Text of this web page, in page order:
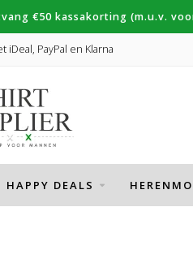
€50 kassakorting (m.u.v.
iDeal, PayPal en Klarna
HAPPY DEALS